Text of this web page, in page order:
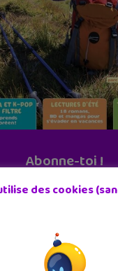
Abonne-toi !
11 numéros par an
des cookies